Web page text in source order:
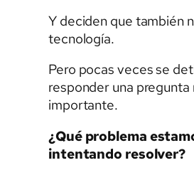
Y deciden que también
tecnología.
Pero pocas veces se
responder una pregunta
importante.
¿Qué problema
intentando resolver?